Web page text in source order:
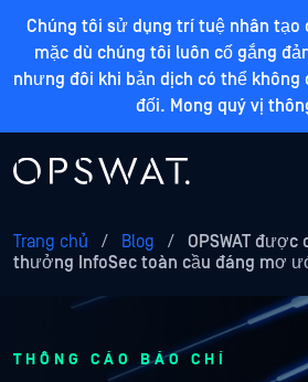
Chúng tôi sử dụng trí tuệ nhân tạo
mặc dù chúng tôi luôn cố gắng
nhưng đôi khi bản dịch có thể
đối. Mong quý vị
Trang chủ / Blog /
OPSWAT
thưởng InfoSec toàn cầu đáng mơ
THÔNG CÁO BÁO CHÍ